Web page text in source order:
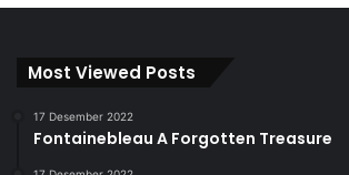
Most Viewed Posts
17 Desember 2022
Fontainebleau A Forgotten Treasure